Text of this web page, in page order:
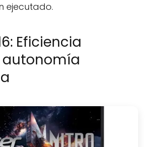
ejecutado.
Eficiencia